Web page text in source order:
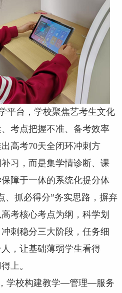
平台，学校聚焦艺考生文化
考点把握不准、备考效率
高考70天全闭环冲刺方
习，而是集学情诊断、课
障于一体的系统化提分体
、抓必得分”务实思路，摒弃
考核心考点为纲，科学划
刺稳分三大阶段，任务细
，让基础薄弱学生看得
上。
学校构建教学—管理—服务